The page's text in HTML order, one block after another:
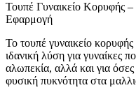
Τουπέ Γυναικείο Κορυφής
Εφαρμογή
Το τουπέ γυναικείο
ιδανική λύση για γυναίκες
αλωπεκία, αλλά και για
φυσική πυκνότητα στα